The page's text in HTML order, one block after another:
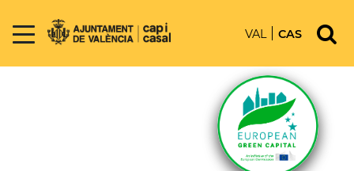
VAL CAS